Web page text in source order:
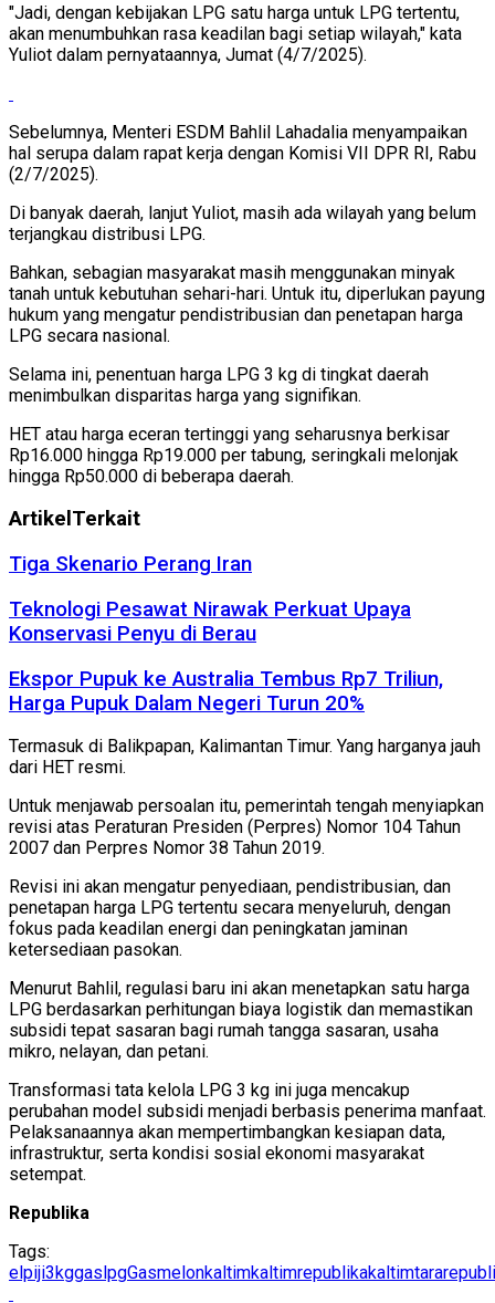
"Jadi, dengan kebijakan LPG satu harga untuk LPG tertentu,
akan menumbuhkan rasa keadilan bagi setiap wilayah," kata
Yuliot dalam pernyataannya, Jumat (4/7/2025).
Sebelumnya, Menteri ESDM Bahlil Lahadalia menyampaikan
hal serupa dalam rapat kerja dengan Komisi VII DPR RI, Rabu
(2/7/2025).
Di banyak daerah, lanjut Yuliot, masih ada wilayah yang belum
terjangkau distribusi LPG.
Bahkan, sebagian masyarakat masih menggunakan minyak
tanah untuk kebutuhan sehari-hari. Untuk itu, diperlukan payung
hukum yang mengatur pendistribusian dan penetapan harga
LPG secara nasional.
Selama ini, penentuan harga LPG 3 kg di tingkat daerah
menimbulkan disparitas harga yang signifikan.
HET atau harga eceran tertinggi yang seharusnya berkisar
Rp16.000 hingga Rp19.000 per tabung, seringkali melonjak
hingga Rp50.000 di beberapa daerah.
Artikel Terkait
Tiga Skenario Perang Iran
Teknologi Pesawat Nirawak Perkuat Upaya
Konservasi Penyu di Berau
Ekspor Pupuk ke Australia Tembus Rp7 Triliun,
Harga Pupuk Dalam Negeri Turun 20%
Termasuk di Balikpapan, Kalimantan Timur. Yang harganya jauh
dari HET resmi.
Untuk menjawab persoalan itu, pemerintah tengah menyiapkan
revisi atas Peraturan Presiden (Perpres) Nomor 104 Tahun
2007 dan Perpres Nomor 38 Tahun 2019.
Revisi ini akan mengatur penyediaan, pendistribusian, dan
penetapan harga LPG tertentu secara menyeluruh, dengan
fokus pada keadilan energi dan peningkatan jaminan
ketersediaan pasokan.
Menurut Bahlil, regulasi baru ini akan menetapkan satu harga
LPG berdasarkan perhitungan biaya logistik dan memastikan
subsidi tepat sasaran bagi rumah tangga sasaran, usaha
mikro, nelayan, dan petani.
Transformasi tata kelola LPG 3 kg ini juga mencakup
perubahan model subsidi menjadi berbasis penerima manfaat.
Pelaksanaannya akan mempertimbangkan kesiapan data,
infrastruktur, serta kondisi sosial ekonomi masyarakat
setempat.
Republika
Tags:
elpiji3kggaslpgGasmelonkaltimkaltimrepublika